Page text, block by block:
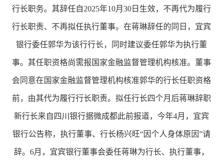
行长职务。其辞任自2025年10月30日生效，不再代为履行
行长职责、不再拟任执行董事。在蒋琳辞任的同日，宜宾
银行委任郭华为该行行长，同时建议委任郭华为执行董
事。其任职资格尚需报国家金融监督管理机构核准。董事
会同意在国家金融监督管理机构核准郭华的行长任职资格
前，由其代为履行行长职责。拟任行长四个月后蒋琳辞职
新行长来自四川银行据微成都此前报道，今年4月，宜宾
银行公告称，执行董事、行长杨兴旺“因个人身体原因”请
辞。6月，宜宾银行董事会委任蒋琳为行长、执行董事，